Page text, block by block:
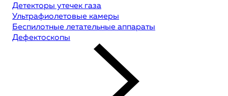
Детекторы утечек газа
Ультрафиолетовые камеры
Беспилотные летательные аппараты
Дефектоскопы